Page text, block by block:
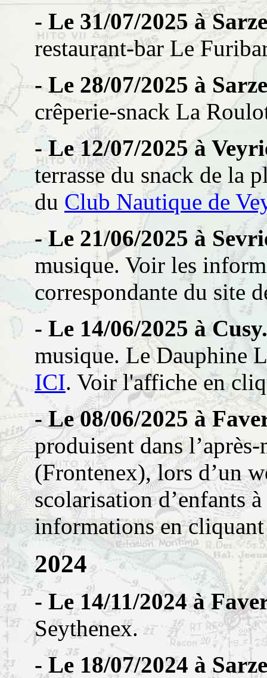
- Le 31/07/2025 à
restaurant-bar Le
- Le 28/07/2025 à
crêperie-snack La
- Le 12/07/2025 à
terrasse du snack de la
du Club Nautique de
- Le 21/06/2025 à
musique. Voir les
correspondante du site
- Le 14/06/2025 à Cusy.
musique. Le Dauphine
ICI. Voir l'affiche en
- Le 08/06/2025 à
produisent dans
(Frontenex), lors d’un
scolarisation d’enfants
informations en
2024
- Le 14/11/2024 à
Seythenex.
- Le 18/07/2024 à